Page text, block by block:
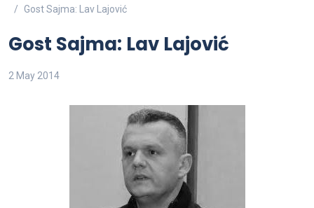
Gost Sajma: Lav Lajović
Gost Sajma: Lav Lajović
2 May 2014